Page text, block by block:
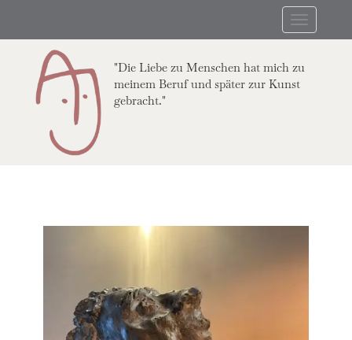
main
Toggle
navigation
"Die Liebe zu Menschen hat mich zu
meinem Beruf und später zur Kunst
gebracht."